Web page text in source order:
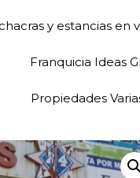
y estancias en
Franquicia Ideas
Propiedades